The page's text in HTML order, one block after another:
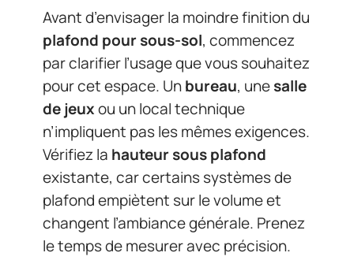
Avant d’envisager la moindre finition du
plafond pour sous-sol, commencez
par clarifier l’usage que vous souhaitez
pour cet espace. Unbureau, unesalle
de jeuxou un local technique
n’impliquent pas les mêmes exigences.
Vérifiez la hauteur sous plafond
existante, car certains systèmes de
plafond empiètent sur le volume et
changent l’ambiance générale. Prenez
le temps de mesurer avec précision.